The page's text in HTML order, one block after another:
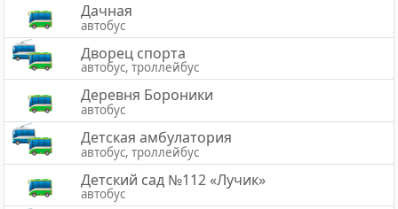
Дачная
автобус
Дворец спорта
автобус, троллейбус
Деревня Бороники
автобус
Детская амбулатория
автобус, троллейбус
Детский сад №112 «Лучик»
автобус